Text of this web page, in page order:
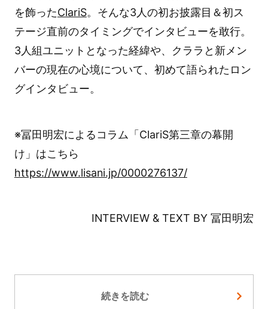
を飾ったClariS。そんな3人の初お披露目＆初ス
テージ直前のタイミングでインタビューを敢行。
3人組ユニットとなった経緯や、クララと新メン
バーの現在の心境について、初めて語られたロン
グインタビュー。
※冨田明宏によるコラム「ClariS第三章の幕開
け」はこちら
https://www.lisani.jp/0000276137/
INTERVIEW & TEXT BY 冨田明宏
続きを読む